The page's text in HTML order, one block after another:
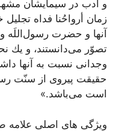
و ادب در سيمايشان
زمان أرواحُنا فداه
آنها و حضرت
تصوّر می‌دانستند، و يك
وجدانى نسبت به آنها
حقيقت پيروى از سنّت
است می‌‏باشد.»
ویژگی های اصلی علامه